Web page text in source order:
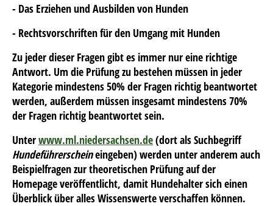
- Das Erziehen und Ausbilden von Hunden
- Rechtsvorschriften für den Umgang mit Hunden
Zu jeder dieser Fragen gibt es immer nur eine richtige
Antwort. Um die Prüfung zu bestehen müssen in jeder
Kategorie mindestens 50% der Fragen richtig beantwortet
werden, außerdem müssen insgesamt mindestens 70%
der Fragen richtig beantwortet sein.
Unterwww.ml.niedersachsen.de(dort als Suchbegriff
Hundeführerscheineingeben) werden unter anderem auch
Beispielfragen zur theoretischen Prüfung auf der
Homepage veröffentlicht, damit Hundehalter sich einen
Überblick über alles Wissenswerte verschaffen können.